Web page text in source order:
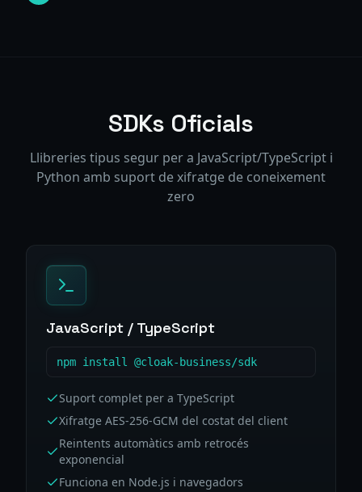
SDKs Oficials
Llibreries tipus segur per a JavaScript/TypeScript i
Python amb suport de xifratge de coneixement
zero
JavaScript / TypeScript
npm install @cloak-business/sdk
Suport complet per a TypeScript
Xifratge AES-256-GCM del costat del client
Reintents automàtics amb retrocés
exponencial
Funciona en Node.js i navegadors